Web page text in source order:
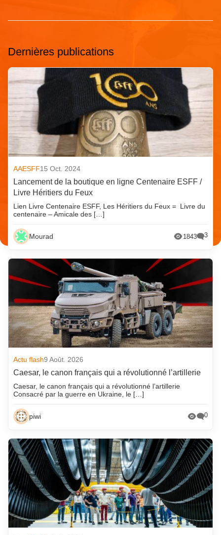
Dernières publications
AAESFF15 Oct. 2024
Lancement de la boutique en ligne Centenaire ESFF /
Livre Héritiers du Feux
Lien Livre Centenaire ESFF, Les Héritiers du Feux = Livre du
centenaire – Amicale des […]
Mourad 1843 3
Actu flash9 Août. 2026
Caesar, le canon français qui a révolutionné l’artillerie
Caesar, le canon français qui a révolutionné l’artillerie
Consacré par la guerre en Ukraine, le […]
piwi 0